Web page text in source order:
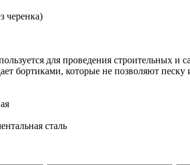
черенка)
для проведения строительных и
бортиками, которые не позволяют
сталь